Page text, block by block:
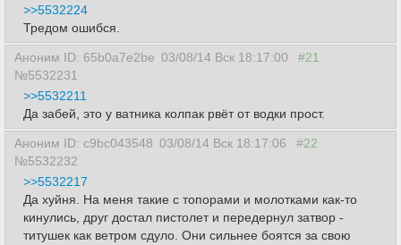
>>5532224
Тредом ошибся.
Аноним ID: 65b0a7e2be 03/08/14 Вск 18:17:00
#21
№5532231
>>5532211
Да забей, это у вaтника колпак рвёт от водки прост.
Аноним ID: c9bc043548 03/08/14 Вск 18:17:06
#22
№5532232
>>5532217
Да хуйня. На меня такие с топорами и молотками как-то
кинулись, друг достал пистолет и передернул затвор -
титушек как ветром сдуло. Они сильнее боятся за свою